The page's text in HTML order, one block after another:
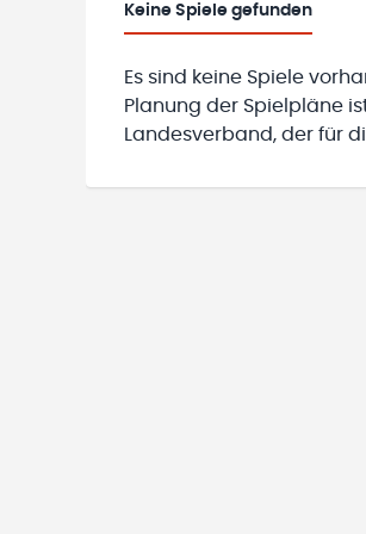
Keine Spiele gefunden
Es sind keine Spiele
Planung der Spielpläne
Landesverband, der für